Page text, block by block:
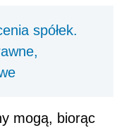
spółek.
mogą, biorąc